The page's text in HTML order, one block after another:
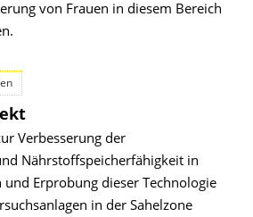
von Frauen in diesem Bereich
Verbesserung der
Nährstoffspeicherfähigkeit in
und Erprobung dieser Technologie
in der Sahelzone